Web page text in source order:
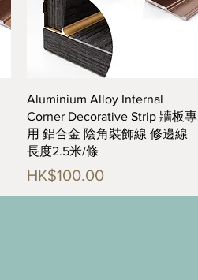
快速瀏覽
Aluminium Alloy Internal
Corner Decorative Strip 牆板專
用 鋁合金 陰角裝飾線 修邊線
長度2.5米/條
價格
HK$100.00